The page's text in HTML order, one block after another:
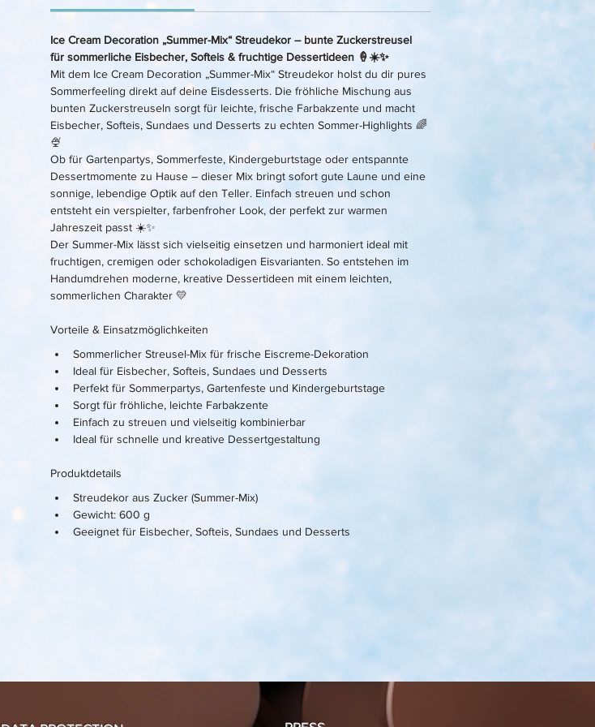
Ice Cream Decoration „Summer-Mix“ Streudekor – bunte Zuckerstreusel
für sommerliche Eisbecher, Softeis & fruchtige Dessertideen 🍦☀️✨
Mit dem Ice Cream Decoration „Summer-Mix“ Streudekor holst du dir pures
Sommerfeeling direkt auf deine Eisdesserts. Die fröhliche Mischung aus
bunten Zuckerstreuseln sorgt für leichte, frische Farbakzente und macht
Eisbecher, Softeis, Sundaes und Desserts zu echten Sommer-Highlights 🌈
🍨
Ob für Gartenpartys, Sommerfeste, Kindergeburtstage oder entspannte
Dessertmomente zu Hause – dieser Mix bringt sofort gute Laune und eine
sonnige, lebendige Optik auf den Teller. Einfach streuen und schon
entsteht ein verspielter, farbenfroher Look, der perfekt zur warmen
Jahreszeit passt ☀️✨
Der Summer-Mix lässt sich vielseitig einsetzen und harmoniert ideal mit
fruchtigen, cremigen oder schokoladigen Eisvarianten. So entstehen im
Handumdrehen moderne, kreative Dessertideen mit einem leichten,
sommerlichen Charakter 💛
Vorteile & Einsatzmöglichkeiten
Sommerlicher Streusel-Mix für frische Eiscreme-Dekoration
Ideal für Eisbecher, Softeis, Sundaes und Desserts
Perfekt für Sommerpartys, Gartenfeste und Kindergeburtstage
Sorgt für fröhliche, leichte Farbakzente
Einfach zu streuen und vielseitig kombinierbar
Ideal für schnelle und kreative Dessertgestaltung
Produktdetails
Streudekor aus Zucker (Summer-Mix)
Gewicht: 600 g
Geeignet für Eisbecher, Softeis, Sundaes und Desserts